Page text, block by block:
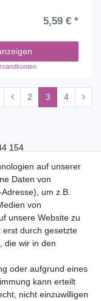
5,59 € *
2 3 4
154
auf unserer
Daten von
um z.B.
von
unsere Website zu
durch gesetzte
die wir in den
oder aufgrund eines
kann erteilt
nicht einzuwilligen